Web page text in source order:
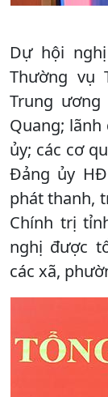
Dự hội
Thường vụ
Trung
Quang;
ủy; các cơ
Đảng ủy
phát thanh,
Chính trị
nghị được
các xã,